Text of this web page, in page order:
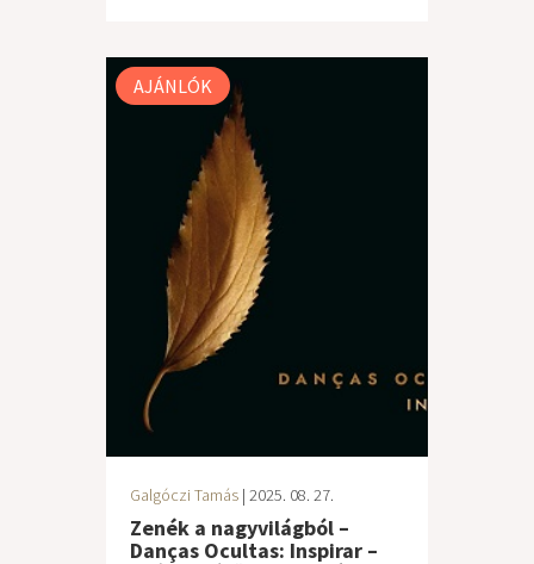
AJÁNLÓK
Galgóczi Tamás | 2025. 08. 27.
Zenék a nagyvilágból –
Danças Ocultas: Inspirar –